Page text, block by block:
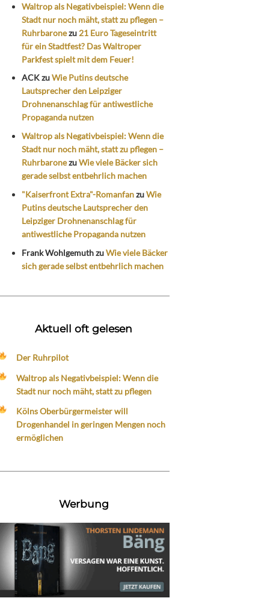
Waltrop als Negativbeispiel: Wenn die
Stadt nur noch mäht, statt zu pflegen –
Ruhrbaronezu 21 Euro Tageseintritt
für ein Stadtfest? Das Waltroper
Parkfest spielt mit dem Feuer!
ACKzuWie Putins deutsche
Lautsprecher den Leipziger
Drohnenanschlag für antiwestliche
Propaganda nutzen
Waltrop als Negativbeispiel: Wenn die
Stadt nur noch mäht, statt zu pflegen –
RuhrbaronezuWie viele Bäcker sich
gerade selbst entbehrlich machen
"Kaiserfront Extra"-RomanfanzuWie
Putins deutsche Lautsprecher den
Leipziger Drohnenanschlag für
antiwestliche Propaganda nutzen
Frank WohlgemuthzuWie viele Bäcker
sich gerade selbst entbehrlich machen
Aktuell oft gelesen
Der Ruhrpilot
Waltrop als Negativbeispiel: Wenn die
Stadt nur noch mäht, statt zu pflegen
Kölns Oberbürgermeister will
Drogenhandel in geringen Mengen noch
ermöglichen
Werbung